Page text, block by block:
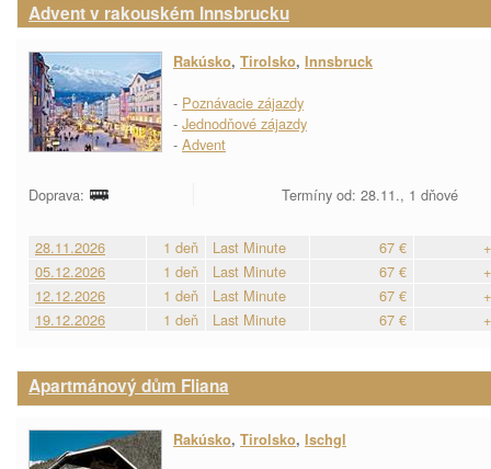
Advent v rakouském Innsbrucku
Rakúsko, Tirolsko, Innsbruck
- Poznávacie zájazdy
- Jednodňové zájazdy
- Advent
Doprava: Termíny od: 28.11., 1 dňové
28.11.2026 1 deň Last Minute 67 €
05.12.2026
1 deň Last Minute 67 €
12.12.2026
1 deň Last Minute 67 €
19.12.2026
1 deň Last Minute 67 €
Apartmánový dům Fliana
Rakúsko, Tirolsko, Ischgl